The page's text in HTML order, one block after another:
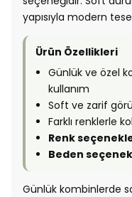
yapısıyla modern
Ürün Özellikleri
Günlük ve özel
kullanım
Soft ve zarif
Farklı renklerle
Renk
Beden
Günlük kombinlerde